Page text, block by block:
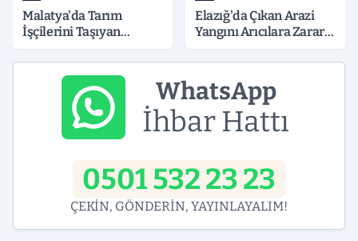
Malatya'da Tarım
İşçilerini Taşıyan
Yaralı
Elazığ'da Çıkan Arazi
Yangını Arıcılara Zarar
WhatsApp
İhbar Hattı
0501 532 23 23
ÇEKİN, GÖNDERİN, YAYINLAYALIM!